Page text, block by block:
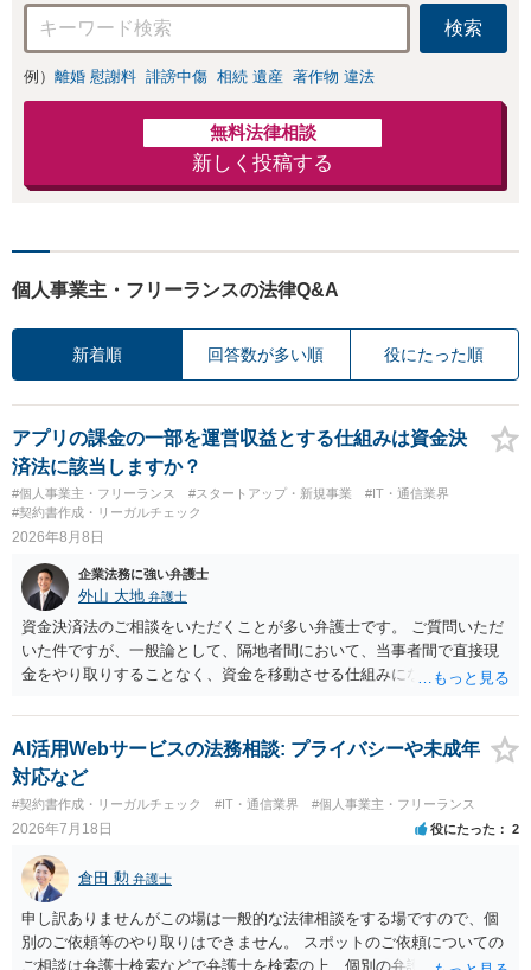
検索
例） 離婚 慰謝料 誹謗中傷 相続 遺産 著作物 違法
無料法律相談
新しく投稿する
個人事業主・フリーランスの法律Q&A
新着順 回答数が多い順 役にたった順
アプリの課金の一部を運営収益とする仕組みは資金決
済法に該当しますか？
#個人事業主・フリーランス #スタートアップ・新規事業
#IT・通信業界
#契約書作成・リーガルチェック
2026年8月8日
企業法務に強い弁護士
外山 大地 弁護士
資金決済法のご相談をいただくことが多い弁護士です。 ご質問いただ
いた件ですが、一般論として、隔地者間において、当事者間で直接現
金をやり取りすることなく、資金を移動させる仕組みになりますの
も、為替取引に該当し得る場合であっても、いわゆる収納代行とし
て、資金移動業の規制の対象外となる余地があります。 この点につい
ては、単に「利用者から資金を受け取り、寄付団体に送金する」とい
う資金の流れだけで判断することはできず、アプリの仕組みが利用者
と寄付団体をつなぐプラットフォームとしてどのように位置付けられ
るのか、利用者からの支払がどのような性質のものなのか、寄付の意
思決定や寄付のタイミングがどのように設定されているのかなど、具
体的なサービスの座組を踏まえて検討する必要があります。 そのた
め、現在検討されているアプリについて、資金移動業に該当する可能
性があるか、また、該当する場合にどのようなサービス設計にすれば
資金移動業に該当しない形（収納代行など）で運用できるかについて
AI活用Webサービスの法務相談: プライバシーや未成年
対応など
#契約書作成・リーガルチェック #IT・通信業界 #個人事業主・フリーランス
2026年7月18日 役にたった 2
倉田 勲 弁護士
申し訳ありませんがこの場は一般的な法律相談をする場ですので、個
別のご依頼等のやり取りはできません。 スポットのご依頼についての
ご相談は弁護士検索などで弁護士を検索の上、個別の弁護士にご連絡